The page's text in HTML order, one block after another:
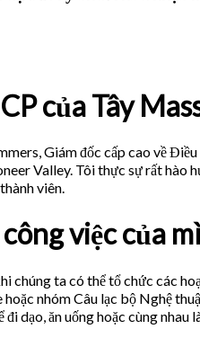
của Tây
Giám đốc cấp cao về
Valley. Tôi thực sự rất hào
viên.
việc của
chúng ta có thể tổ chức các
nhóm Câu lạc bộ Nghệ
dạo, ăn uống hoặc cùng nhau